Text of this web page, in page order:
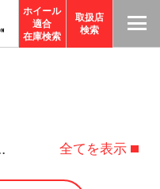
ホイール
適合
在庫検索
取扱店
検索
全てを表示
T
R